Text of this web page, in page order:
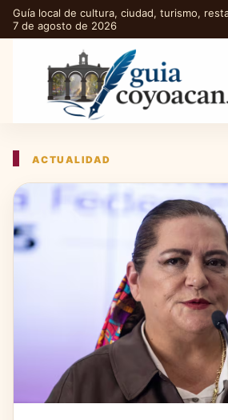
Guía local de cultura, ciudad, turismo,
7 de agosto de 2026
ACTUALIDAD